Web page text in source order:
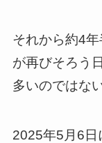
それから約4
が再びそろう
多いのではな
2025年5月6日